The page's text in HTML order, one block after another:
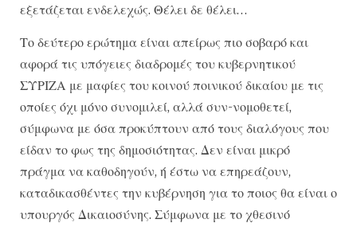
εξετάζεται ενδελεχώς. Θέλει δε θέλει…
Το δεύτερο ερώτημα είναι απείρως πιο σοβαρό και
αφορά τις υπόγειες διαδρομές του κυβερνητικού
ΣΥΡΙΖΑ με μαφίες του κοινού ποινικού δικαίου με τις
οποίες όχι μόνο συνομιλεί, αλλά συν-νομοθετεί,
σύμφωνα με όσα προκύπτουν από τους διαλόγους που
είδαν το φως της δημοσιότητας. Δεν είναι μικρό
πράγμα να καθοδηγούν, ή έστω να επηρεάζουν,
καταδικασθέντες την κυβέρνηση για το ποιος θα είναι ο
υπουργός Δικαιοσύνης. Σύμφωνα με το χθεσινό